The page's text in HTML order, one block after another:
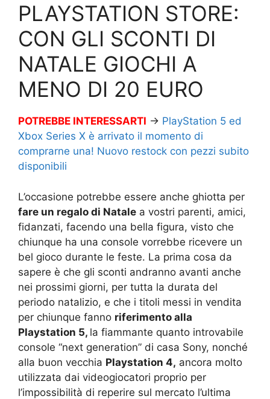
PLAYSTATION STORE:
CON GLI SCONTI DI
NATALE GIOCHI A
MENO DI 20 EURO
POTREBBE INTERESSARTI → PlayStation 5 ed
Xbox Series X è arrivato il momento di
comprarne una! Nuovo restock con pezzi subito
disponibili
L’occasione potrebbe essere anche ghiotta per
fare un regalo di Natale a vostri parenti, amici,
fidanzati, facendo una bella figura, visto che
chiunque ha una console vorrebbe ricevere un
bel gioco durante le feste. La prima cosa da
sapere è che gli sconti andranno avanti anche
nei prossimi giorni, per tutta la durata del
periodo natalizio, e che i titoli messi in vendita
per chiunque fanno riferimento alla
Playstation 5, la fiammante quanto introvabile
console “next generation” di casa Sony, nonché
alla buon vecchia Playstation 4, ancora molto
utilizzata dai videogiocatori proprio per
l’impossibilità di reperire sul mercato l’ultima